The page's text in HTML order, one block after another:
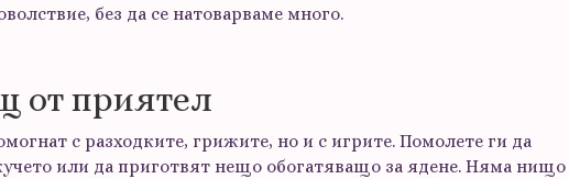
без да се натоварваме много.
от приятел
с разходките, грижите, но и с игрите. Помолете ги да
или да приготвят нещо обогатяващо за ядене. Няма нищо